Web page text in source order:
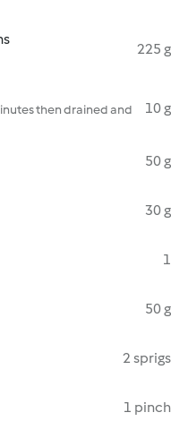
225 g
then drained and
10 g
50 g
30 g
1
50 g
2 sprigs
1 pinch